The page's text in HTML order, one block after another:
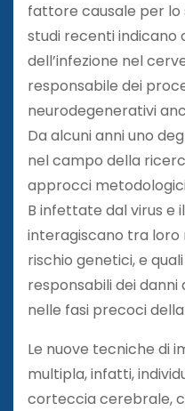
fattore causale per lo
studi recenti indicano
dell’infezione nel
responsabile dei
neurodegenerativi
Da alcuni anni uno
nel campo della
approcci
B infettate dal virus e
interagiscano tra
rischio genetici, e
responsabili dei danni
nelle fasi precoci
Le nuove tecniche di
multipla, infatti,
corteccia cerebrale,